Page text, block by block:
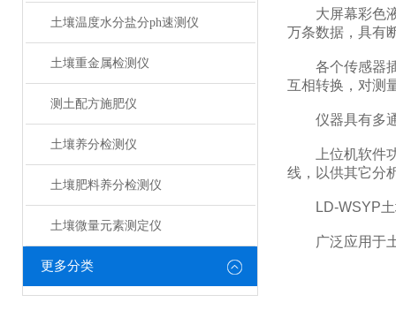
土壤温度水分盐分ph速测仪
土壤重金属检测仪
测土配方施肥仪
土壤养分检测仪
土壤肥料养分检测仪​
土壤微量元素测定仪
更多分类
大屏幕彩色液
万条数据，具有
各个传感器插
互相转换，对测
仪器具有多通
上位机软件功
线，以供其它分
LD-WSYP土
广泛应用于土